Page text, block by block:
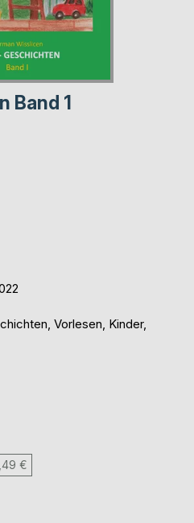
Band 1
Vorlesen, Kinder,
€